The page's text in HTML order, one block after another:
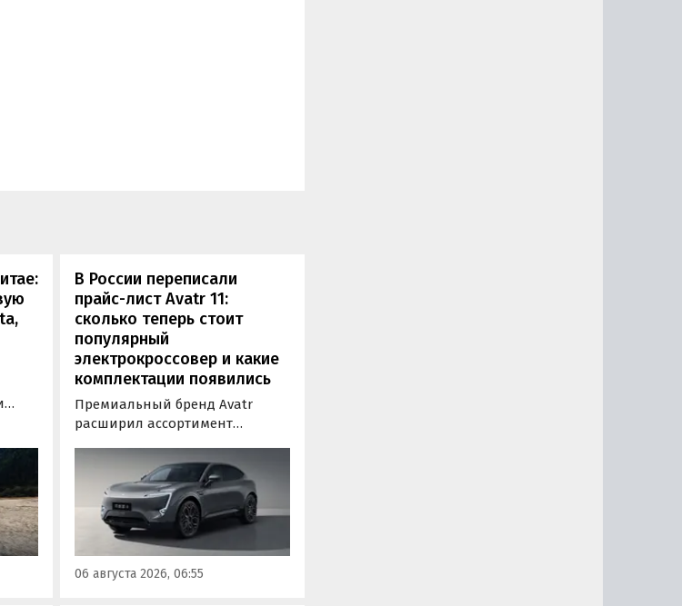
2
В России переписали
прайс-лист Avatr 11:
сколько теперь стоит
популярный
электрокроссовер и какие
комплектации появились
Премиальный бренд Avatr
расширил ассортимент
кроссовера Avatr 11 в России
версиями 2026 года. Вместе с
этим из его прайс-листа
исчезло единственное
заднеприводное исполнение,
а минимальная цена модели
выросла на 760 тыс. рублей,
06 августа 2026, 06:55